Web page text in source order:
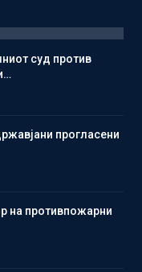
суд против
прогласени
на противпожарни